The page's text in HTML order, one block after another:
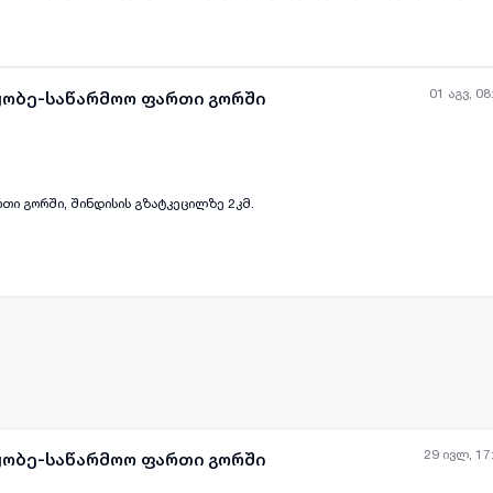
ფართი განკუთვნილია მათთვის, ვისაც სჭირდება დიდი სივრცე და მოქნილი
და სტაბილურ გარემოს, რაც ხელს უწყობს წარმატებულ საქმიანობას.
01 აგვ,
საწარმოო ფართი გორში
გორში, შინდისის გზატკეცილზე 2კმ.
29 ივლ,
საწარმოო ფართი გორში